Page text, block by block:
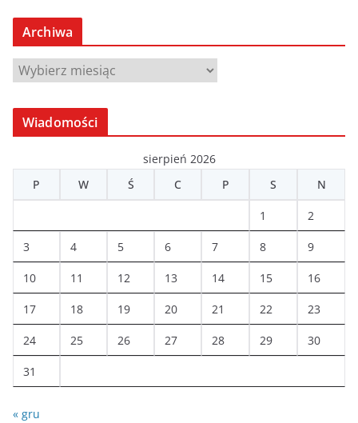
Archiwa
A
c
w
Wiadomości
sierpień 2026
P
W Ś C P S N
1 2
3 4 5 6 7 8 9
10 11 12 13 14 15 16
17 18 19 20 21 22 23
24 25 26 27 28 29 30
31
« gru